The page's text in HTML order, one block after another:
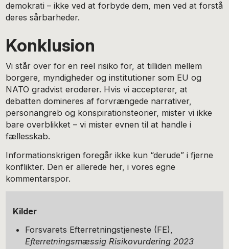
demokrati – ikke ved at forbyde dem, men ved at forstå
deres sårbarheder.
Konklusion
Vi står over for en reel risiko for, at tilliden mellem
borgere, myndigheder og institutioner som EU og
NATO gradvist eroderer. Hvis vi accepterer, at
debatten domineres af forvrængede narrativer,
personangreb og konspirationsteorier, mister vi ikke
bare overblikket – vi mister evnen til at handle i
fællesskab.
Informationskrigen foregår ikke kun “derude” i fjerne
konflikter. Den er allerede her, i vores egne
kommentarspor.
Kilder
Forsvarets Efterretningstjeneste (FE),
Efterretningsmæssig Risikovurdering 2023